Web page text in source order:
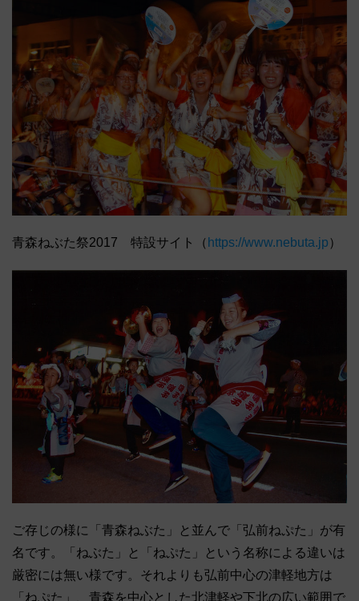
青森ねぶた祭2017 特設サイト（ https://www.nebuta.jp ）
ご存じの様に「青森ねぶた」と並んで「弘前ねぷた」が有
名です。「ねぶた」と「ねぷた」という名称による違いは
厳密には無い様です。それよりも弘前中心の津軽地方は
「ねぷた」、青森を中心とした北津軽や下北の広い範囲で